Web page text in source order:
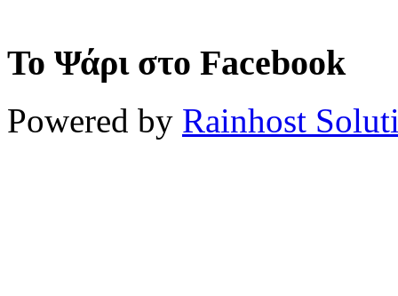
Το Ψάρι στο Facebook
Powered by Rainhost